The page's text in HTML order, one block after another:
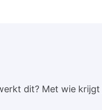
dit? Met wie